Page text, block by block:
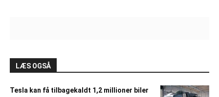
LÆS OGSÅ
Tesla kan få tilbagekaldt 1,2 millioner biler